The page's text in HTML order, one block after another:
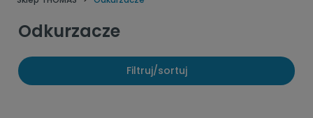
Odkurzacze
Filtruj/sortuj